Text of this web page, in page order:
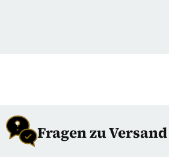
Fragen zu